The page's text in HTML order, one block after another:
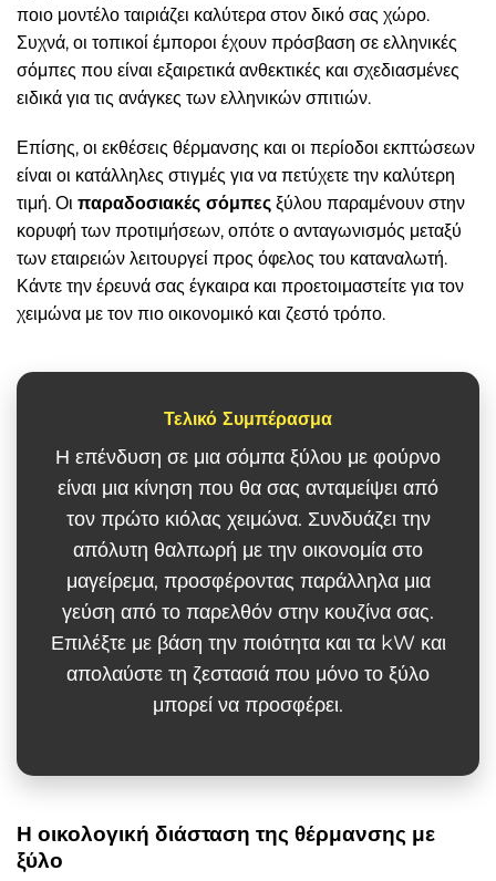
ποιο μοντέλο ταιριάζει καλύτερα στον δικό σας χώρο.
Συχνά, οι τοπικοί έμποροι έχουν πρόσβαση σε ελληνικές
σόμπες που είναι εξαιρετικά ανθεκτικές και σχεδιασμένες
ειδικά για τις ανάγκες των ελληνικών σπιτιών.
Επίσης, οι εκθέσεις θέρμανσης και οι περίοδοι εκπτώσεων
είναι οι κατάλληλες στιγμές για να πετύχετε την καλύτερη
τιμή. Οι παραδοσιακές σόμπες ξύλου παραμένουν στην
κορυφή των προτιμήσεων, οπότε ο ανταγωνισμός μεταξύ
των εταιρειών λειτουργεί προς όφελος του καταναλωτή.
Κάντε την έρευνά σας έγκαιρα και προετοιμαστείτε για τον
χειμώνα με τον πιο οικονομικό και ζεστό τρόπο.
Τελικό Συμπέρασμα
Η επένδυση σε μια σόμπα ξύλου με φούρνο
είναι μια κίνηση που θα σας ανταμείψει από
τον πρώτο κιόλας χειμώνα. Συνδυάζει την
απόλυτη θαλπωρή με την οικονομία στο
μαγείρεμα, προσφέροντας παράλληλα μια
γεύση από το παρελθόν στην κουζίνα σας.
Επιλέξτε με βάση την ποιότητα και τα kW και
απολαύστε τη ζεστασιά που μόνο το ξύλο
μπορεί να προσφέρει.
Η οικολογική διάσταση της θέρμανσης με
ξύλο